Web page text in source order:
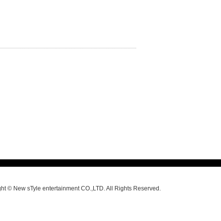
© New sTyle entertainment CO.,LTD. All Rights Reserved.